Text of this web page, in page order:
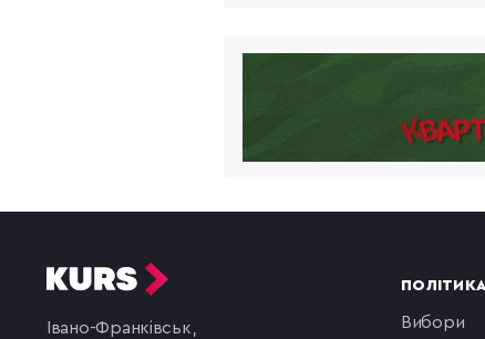
Івано-Франківськ,
ПОЛІТИКА
вибори